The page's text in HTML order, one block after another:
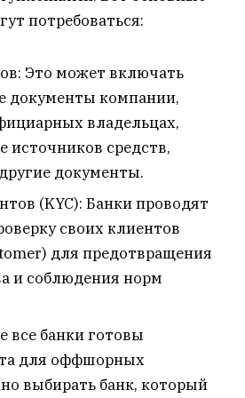
потребоваться:
Это может включать
документы компании,
владельцах,
источников средств,
документы.
(KYC): Банки проводят
своих клиентов
для предотвращения
и соблюдения норм
все банки готовы
для оффшорных
выбирать банк, который